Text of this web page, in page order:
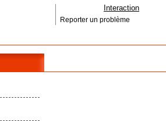
Interaction
Reporter un problème